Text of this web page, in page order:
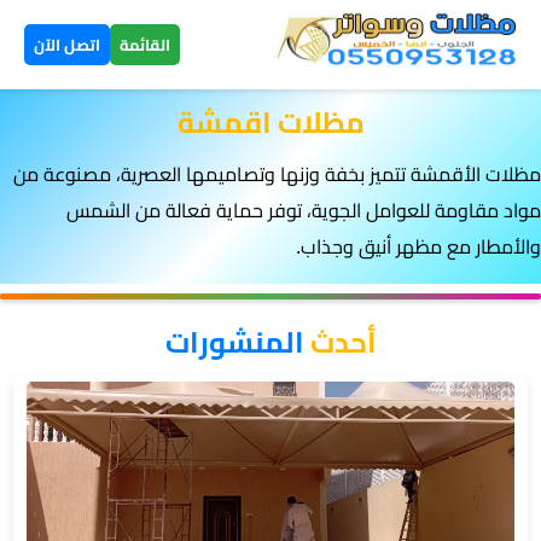
القائمة اتصل الآن ×
مظلات
سيارات
الخميس
الخميس
مظلات اقمشة
مظلات الأقمشة تتميز بخفة وزنها وتصاميمها العصرية، مصنوعة من
مواد مقاومة للعوامل الجوية، توفر حماية فعالة من الشمس
والأمطار مع مظهر أنيق وجذاب.
أحدثالمنشورات